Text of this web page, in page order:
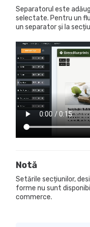
Separatorul este
selectate. Pentru un
un separator și la
Notă
Setările secțiunilor,
forme nu sunt
commerce.